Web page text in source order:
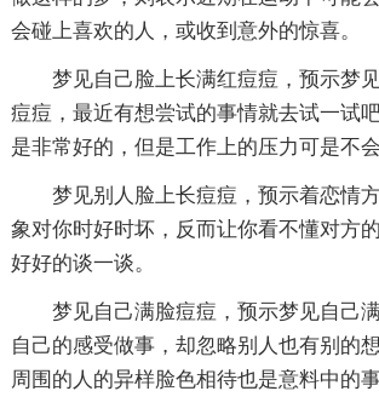
会碰上喜欢的人，或收到意外的惊喜。
梦见自己脸上长满红痘痘，预示梦见
痘痘，最近有想尝试的事情就去试一试
是非常好的，但是工作上的压力可是不会
梦见别人脸上长痘痘，预示着恋情
象对你时好时坏，反而让你看不懂对方
好好的谈一谈。
梦见自己满脸痘痘，预示梦见自己
自己的感受做事，却忽略别人也有别的
周围的人的异样脸色相待也是意料中的事